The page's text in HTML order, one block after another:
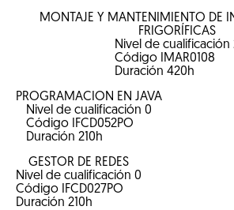
MONTAJE Y MANTENIMIENTO DE
FRIGORÍFICAS
Nivel de cualificación
Código
IMAR0108
Duración 420h
PROGRAMACIÓN EN JAVA
Nivel de cualificación 0
Código
IFCD052PO
Duración 210h
GESTOR DE REDES
Nivel de cualificación 0
Código
IFCD027PO
Duración 210h